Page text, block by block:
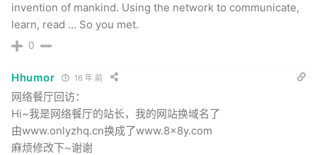
invention of mankind. Using the network to communicate,
learn, read ... So you met.
0
Hhumor 16 年 前
网络餐厅回访：
Hi~我是网络餐厅的站长，我的网站换域名了
由www.onlyzhq.cn换成了www.8x8y.com
麻烦修改下~谢谢